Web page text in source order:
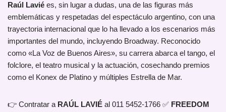
Raúl Lavié es, sin lugar a dudas, una de las figuras más
emblemáticas y respetadas del espectáculo argentino, con una
trayectoria internacional que lo ha llevado a los escenarios más
importantes del mundo, incluyendo Broadway. Reconocido
como «La Voz de Buenos Aires», su carrera abarca el tango, el
folclore, el teatro musical y la actuación, cosechando premios
como el Konex de Platino y múltiples Estrella de Mar.
👉 Contratar a RAÚL LAVIÉ al 011 5452-1766 ✅ FREEDOM